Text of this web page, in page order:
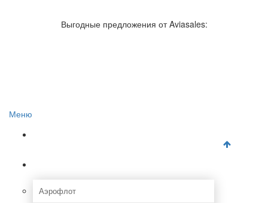
Отзывы об авиакомпаниях
Отзывы об аэропортах
Выгодные предложения от Aviasales:
Меню
Аэрофлот